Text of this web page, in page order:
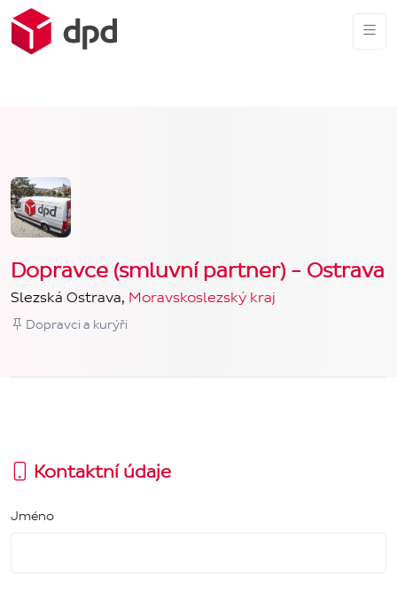
Dopravce (smluvní partner) - Ostrava
Slezská Ostrava, Moravskoslezský kraj
Dopravci a kurýři
Kontaktní údaje
Jméno